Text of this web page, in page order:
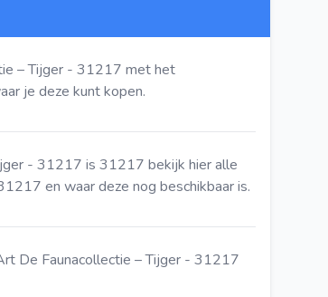
– Tijger - 31217 met het
je deze kunt kopen.
- 31217 is 31217 bekijk hieralle
en waar deze nog beschikbaar is.
De Faunacollectie – Tijger - 31217